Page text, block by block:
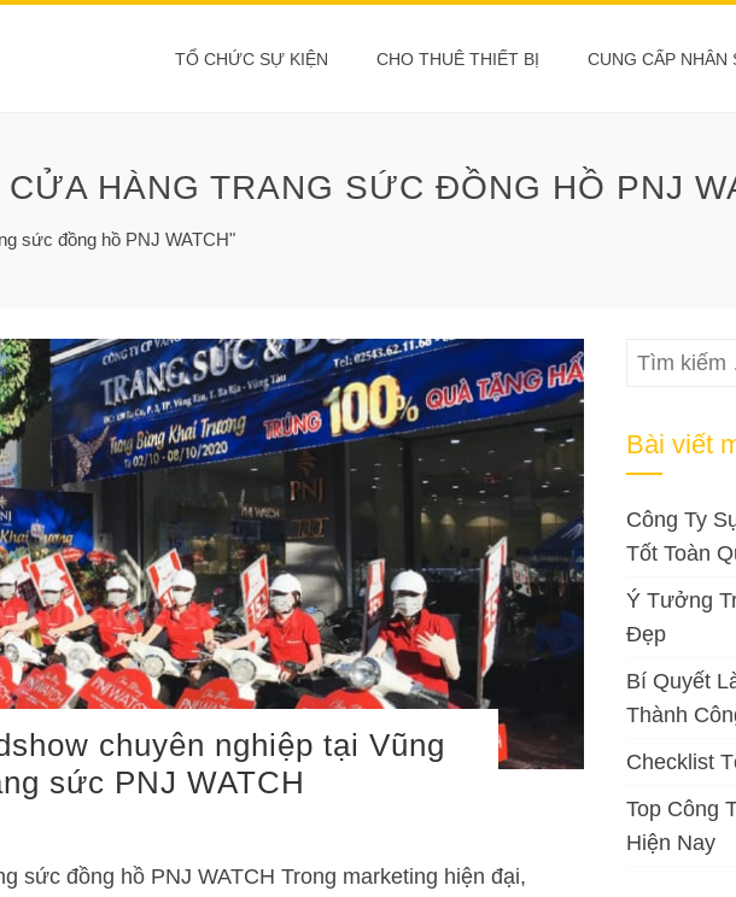
TỔ CHỨC SỰ KIỆN CHO THUÊ THIẾT BỊ CUNG CẤP NHÂN
HÀNG TRANG SỨC ĐỒNG HỒ PNJ
sức đồng hồ PNJ WATCH"
chuyên nghiệp tại Vũng
sức PNJ WATCH
sức đồng hồ PNJ WATCH Trong marketing hiện đại,
Tìm
Bài viết
Công Ty
Tốt Toàn
Ý Tưởng
Đẹp
Bí Quyết
Thành
Checklist
Top Công
Hiện Nay